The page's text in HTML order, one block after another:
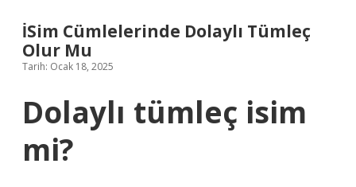
İSim Cümlelerinde Dolaylı Tümleç
Olur Mu
Tarih: Ocak 18, 2025
Dolaylı tümleç isim
mi?